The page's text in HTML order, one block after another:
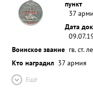
пункт
37
Дата
Воинское звание гв. ст.
Кто наградил 37 армия
Ещё